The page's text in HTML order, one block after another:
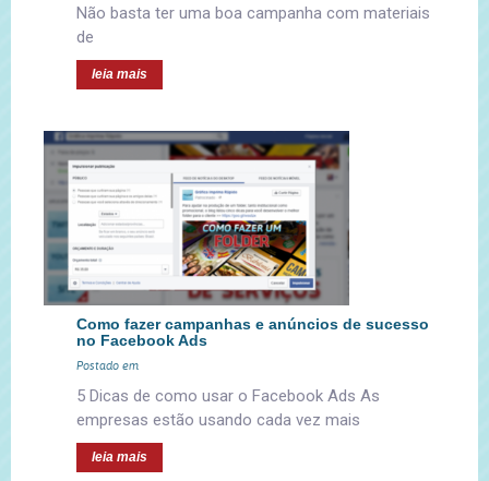
Não basta ter uma boa campanha com materiais
de
leia mais
Como fazer campanhas e anúncios de sucesso
no Facebook Ads
Postado em
5 Dicas de como usar o Facebook Ads As
empresas estão usando cada vez mais
leia mais